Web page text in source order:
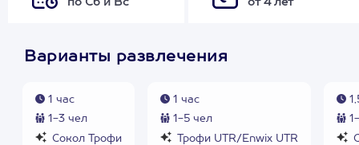
по Сб и Вс
от 4 лет
Варианты развлечения
1 час
1-3 чел
Сокол Трофи
1 час
1-5 чел
Трофи UTR/Enwix UTR